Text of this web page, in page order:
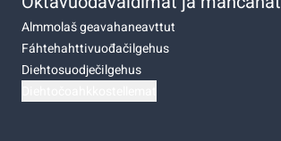
Almmolaš geavahaneavttut
Fáhtehahttivuođačilgehus
Diehtosuodječilgehus